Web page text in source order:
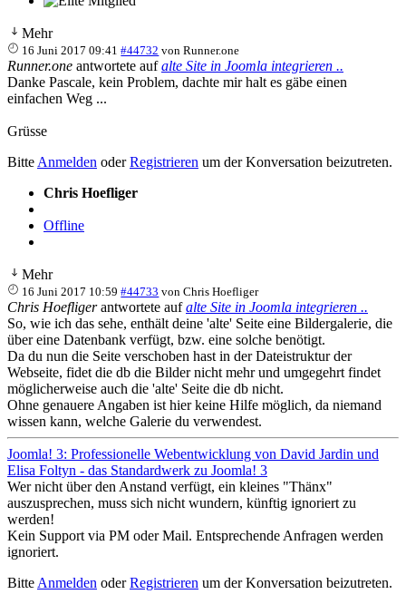
Mehr
16 Juni 2017 09:41 #44732 vonRunner.one
Runner.one antwortete aufalte Site in Joomla integrieren ..
Danke Pascale, kein Problem, dachte mir halt es gäbe einen
einfachen Weg ...
Grüsse
Bitte Anmelden oderRegistrieren um der Konversation beizutreten.
Chris Hoefliger
Offline
Mehr
16 Juni 2017 10:59 #44733 vonChris Hoefliger
Chris Hoefligerantwortete aufalte Site in Joomla integrieren ..
So, wie ich das sehe, enthält deine 'alte' Seite eine Bildergalerie, die
über eine Datenbank verfügt, bzw. eine solche benötigt.
Da du nun die Seite verschoben hast in der Dateistruktur der
Webseite, fidet die db die Bilder nicht mehr und umgegehrt findet
möglicherweise auch die 'alte' Seite die db nicht.
Ohne genauere Angaben ist hier keine Hilfe möglich, da niemand
wissen kann, welche Galerie du verwendest.
Joomla! 3: Professionelle Webentwicklung von David Jardin und
Elisa Foltyn - das Standardwerk zu Joomla! 3
Wer nicht über den Anstand verfügt, ein kleines "Thänx"
auszusprechen, muss sich nicht wundern, künftig ignoriert zu
werden!
Kein Support via PM oder Mail. Entsprechende Anfragen werden
ignoriert.
Bitte Anmelden oderRegistrieren um der Konversation beizutreten.